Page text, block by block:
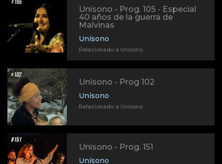
Unísono - Prog. 105 - Especial
40 años de la guerra de
Malvinas
Unísono
Relacionado a Unísono
Unisono - Prog 102
Unísono
Relacionado a Unísono
Unísono - Prog. 151
Unísono